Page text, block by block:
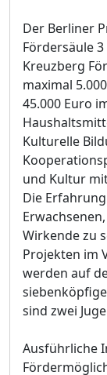
Der Berliner
Fördersäule
Kreuzberg
maximal
45.000 Euro
Kulturelle
und Kultur
Die
Wirkende zu
Projekten im
werden auf
sind zwei
Ausführliche